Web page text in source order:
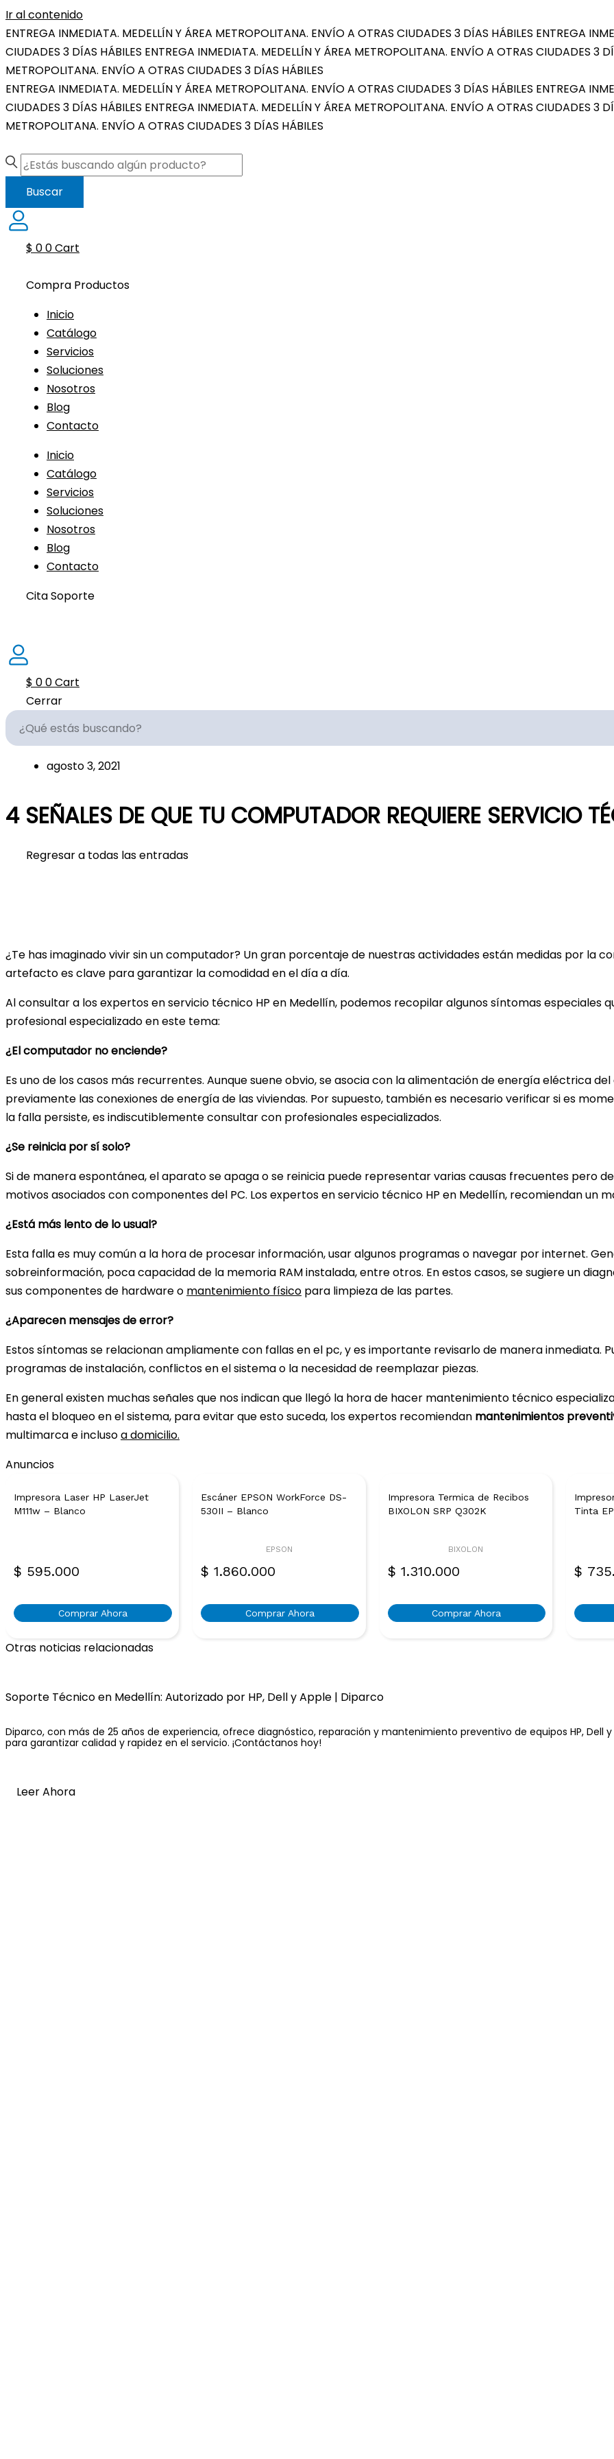
Ir al contenido
ENTREGA INMEDIATA. MEDELLÍN Y ÁREA METROPOLITANA. ENVÍO A OTRAS CIUDADES 3 DÍAS HÁBILES ENTREGA
CIUDADES 3 DÍAS HÁBILES ENTREGA INMEDIATA. MEDELLÍN Y ÁREA METROPOLITANA. ENVÍO A OTRAS CIUDADES 3
METROPOLITANA. ENVÍO A OTRAS CIUDADES 3 DÍAS HÁBILES
ENTREGA INMEDIATA. MEDELLÍN Y ÁREA METROPOLITANA. ENVÍO A OTRAS CIUDADES 3 DÍAS HÁBILES ENTREGA
CIUDADES 3 DÍAS HÁBILES ENTREGA INMEDIATA. MEDELLÍN Y ÁREA METROPOLITANA. ENVÍO A OTRAS CIUDADES 3
METROPOLITANA. ENVÍO A OTRAS CIUDADES 3 DÍAS HÁBILES
Buscar
$ 00Cart
Compra Productos
Inicio
Catálogo
Servicios
Soluciones
Nosotros
Blog
Contacto
Inicio
Catálogo
Servicios
Soluciones
Nosotros
Blog
Contacto
Cita Soporte
$ 00Cart
Cerrar
agosto 3, 2021
4 SEÑALES DE QUE TU COMPUTADOR REQUIERE SERVICIO
Regresar a todas las entradas
¿Te has imaginado vivir sin un computador? Un gran porcentaje de nuestras actividades están medidas por la
artefacto es clave para garantizar la comodidad en el día a día.
Al consultar a los expertos en servicio técnico HP en Medellín, podemos recopilar algunos síntomas especiales
profesional especializado en este tema:
¿El computador no enciende?
Es uno de los casos más recurrentes. Aunque suene obvio, se asocia con la alimentación de energía eléctrica
previamente las conexiones de energía de las viviendas. Por supuesto, también es necesario verificar si es
la falla persiste, es indiscutiblemente consultar con profesionales especializados.
¿Se reinicia por sí solo?
Si de manera espontánea, el aparato se apaga o se reinicia puede representar varias causas frecuentes pero
motivos asociados con componentes del PC. Los expertos en servicio técnico HP en Medellín, recomiendan un
¿Está más lento de lo usual?
Esta falla es muy común a la hora de procesar información, usar algunos programas o navegar por internet.
sobreinformación, poca capacidad de la memoria RAM instalada, entre otros. En estos casos, se sugiere un
sus componentes de hardware o mantenimiento físico para limpieza de las partes.
¿Aparecen mensajes de error?
Estos síntomas se relacionan ampliamente con fallas en el pc, y es importante revisarlo de manera inmediata.
programas de instalación, conflictos en el sistema o la necesidad de reemplazar piezas.
En general existen muchas señales que nos indican que llegó la hora de hacer mantenimiento técnico
hasta el bloqueo en el sistema, para evitar que esto suceda, los expertos recomiendan mantenimientos
multimarca e inclusoa domicilio.
Anuncios
Impresora Laser HP LaserJet
M111w – Blanco
$ 595.000
Comprar Ahora
Escáner EPSON WorkForce DS-
530II – Blanco
EPSON
$ 1.860.000
Comprar Ahora
Impresora Termica de Recibos
BIXOLON SRP Q302K
BIXOLON
$ 1.310.000
Comprar Ahora
Tinta
$
Otras noticias relacionadas
Soporte Técnico en Medellín: Autorizado por HP, Dell y Apple | Diparco
Diparco, con más de 25 años de experiencia, ofrece diagnóstico, reparación y mantenimiento preventivo de equipos HP, Dell
para garantizar calidad y rapidez en el servicio. ¡Contáctanos hoy!
Leer Ahora